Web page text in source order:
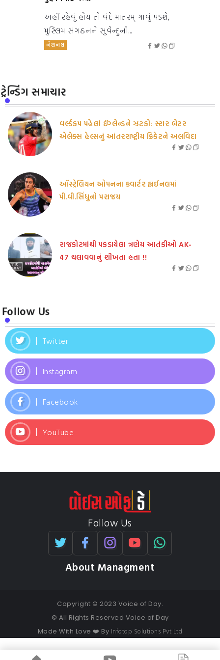
અહીં રહેવું હોય તો વંદે માતરમ્ ગાવું પડશે,
મુસ્લિમ સંગઠનને સુવેન્દુની...
નેશનલ
ટ્રેન્ડિંગ સમાચાર
વર્લ્ડકપ પહેલાં ઈંગ્લેન્ડને ઝટકો: સ્ટાર બેટર
એલેક્સ હેલ્સનું આંતરરાષ્ટ્રીય ક્રિકેટને અલવિદા
ઑસ્ટ્રેલિયન ઓપનના ક્વાર્ટર ફાઈનલમાં
પી.વી.સિંધુનો પરાજય
રાજકોટમાંથી પકડાયેલા ત્રણેય આતંકીઓ AK-
47 ચલાવવાનું શીખતા હતા !!
Follow Us
Twitter
Instagram
Facebook
YouTube
Follow Us
About Managment
Copyright © 2023 Voice of Day.
© All Rights Reserved Voice of Day
Made With Love ❤️ By Infotop Solutions Pvt Ltd